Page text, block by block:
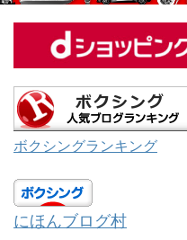
ボクシングランキング
にほんブログ村